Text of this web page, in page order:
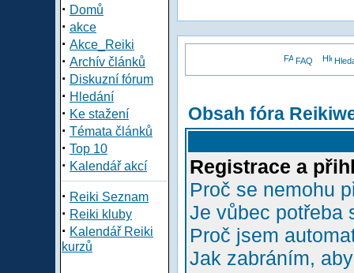
· Domů
· akce
· Akce_Reiki
· Archív článků
· Diskuzní fórum
· Hledání
· Ke stažení
· Témata článků
· Top 10
· Kalendář akcí
· Reiki Seznam
· Reiki kluby
· Kalendář Reiki
kurzů
FAQ
Obsah fóra
Registrace a
Proč se nemohu
Je vůbec potřeba
Proč jsem
Jak zabráním,